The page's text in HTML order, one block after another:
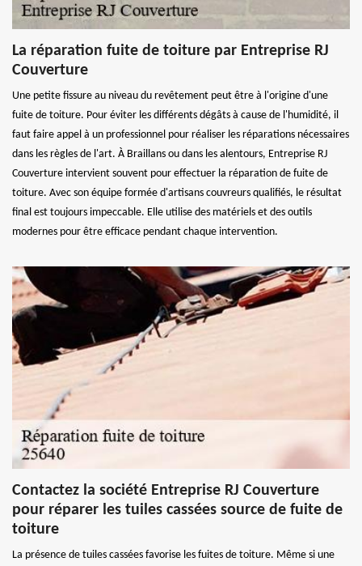
La réparation fuite de toiture par Entreprise RJ
Couverture
Une petite fissure au niveau du revêtement peut être à l'origine d'une
fuite de toiture. Pour éviter les différents dégâts à cause de l'humidité, il
faut faire appel à un professionnel pour réaliser les réparations nécessaires
dans les règles de l'art. À Braillans ou dans les alentours, Entreprise RJ
Couverture intervient souvent pour effectuer la réparation de fuite de
toiture. Avec son équipe formée d'artisans couvreurs qualifiés, le résultat
final est toujours impeccable. Elle utilise des matériels et des outils
modernes pour être efficace pendant chaque intervention.
Contactez la société Entreprise RJ Couverture
pour réparer les tuiles cassées source de fuite de
toiture
La présence de tuiles cassées favorise les fuites de toiture. Même si une